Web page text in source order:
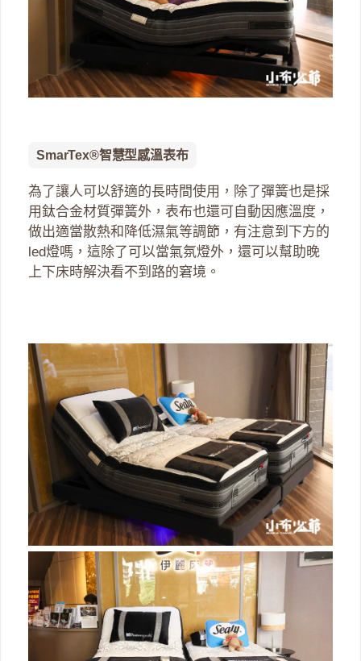
SmarTex®智慧型感溫表布
為了讓人可以舒適的長時間使用，除了彈簧也是採
用鈦合金材質彈簧外，表布也還可自動因應溫度，
做出適當散熱和降低濕氣等調節，有注意到下方的
led燈嗎，這除了可以當氣氛燈外，還可以幫助晚
上下床時解決看不到路的窘境。